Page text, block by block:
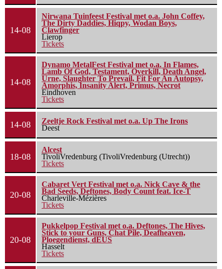
14-08
Nirwana Tuinfeest Festival met o.a. John Coffey,
The Dirty Daddies, Hiqpy, Wodan Boys,
Clawfinger
Lierop
Tickets
14-08
Dynamo MetalFest Festival met o.a. In Flames,
Lamb Of God, Testament, Overkill, Death Angel,
Urne, Slaughter To Prevail, Fit For An Autopsy,
Amorphis, Insanity Alert, Primus, Necrot
Eindhoven
Tickets
14-08
Zeeltje Rock Festival met o.a. Up The Irons
Deest
18-08
Alcest
TivoliVredenburg (TivoliVredenburg (Utrecht))
Tickets
20-08
Cabaret Vert Festival met o.a. Nick Cave & the
Bad Seeds, Deftones, Body Count feat. Ice-T
Charleville-Mézières
Tickets
20-08
Pukkelpop Festival met o.a. Deftones, The Hives,
Stick to your Guns, Chat Pile, Deafheaven,
Ploegendienst, dEUS
Hasselt
Tickets